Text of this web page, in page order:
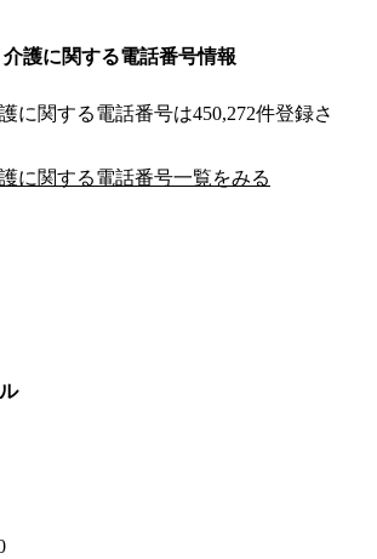
護に関する電話番号情報
に関する電話番号は450,272件登録さ
に関する電話番号一覧をみる